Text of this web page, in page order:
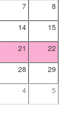
7 8
14 15
21 22
28 29
4 5